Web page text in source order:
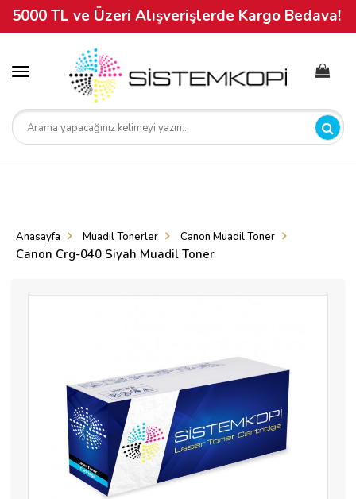
5000 TL ve Üzeri Alışverişlerde Kargo Bedava!
Toggle
navigation
Anasayfa Muadil Tonerler Canon Muadil Toner
Canon Crg-040 Siyah Muadil Toner